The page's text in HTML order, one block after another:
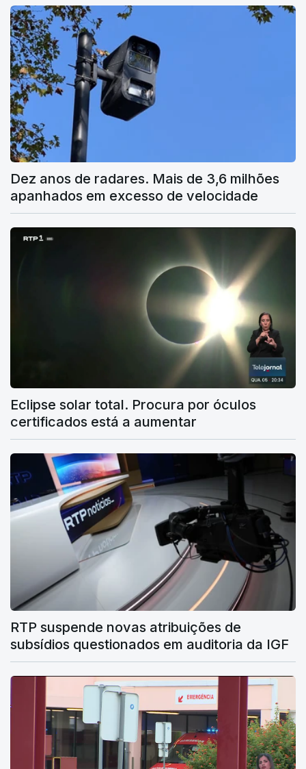
Dez anos de radares. Mais de 3,6 milhões
apanhados em excesso de velocidade
Eclipse solar total. Procura por óculos
certificados está a aumentar
RTP suspende novas atribuições de
subsídios questionados em auditoria da IGF